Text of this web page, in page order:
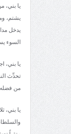
يا بني،
يشتم،
يدخل
السوء
يا بني،
تحدِّث
من
يا بني،